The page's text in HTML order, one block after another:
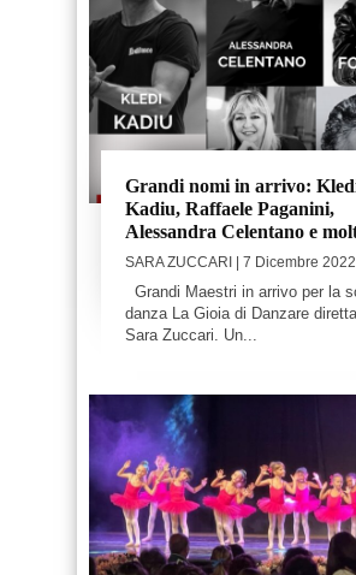
Grandi nomi in arrivo:
Kadiu, Raffaele Paganini,
Alessandra Celentano e
SARA ZUCCARI | 7 Dicembre 2022
Grandi Maestri in arrivo per la
danza La Gioia di Danzare
Sara Zuccari. Un...